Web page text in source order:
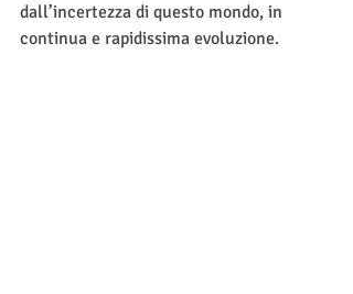
dall’incertezza di questo mondo, in
continua e rapidissima evoluzione.